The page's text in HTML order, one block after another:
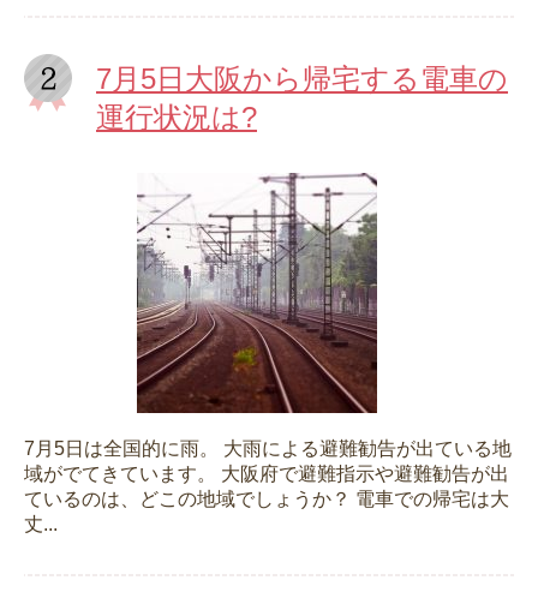
7月5日大阪から帰宅する電車の
運行状況は?
7月5日は全国的に雨。 大雨による避難勧告が出ている地
域がでてきています。 大阪府で避難指示や避難勧告が出
ているのは、どこの地域でしょうか？ 電車での帰宅は大
丈...